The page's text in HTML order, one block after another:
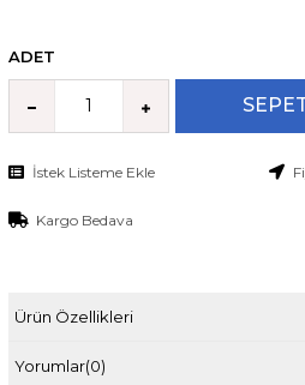
ADET
İstek Listeme Ekle
Kargo Bedava
Ürün Özellikleri
Yorumlar(0)